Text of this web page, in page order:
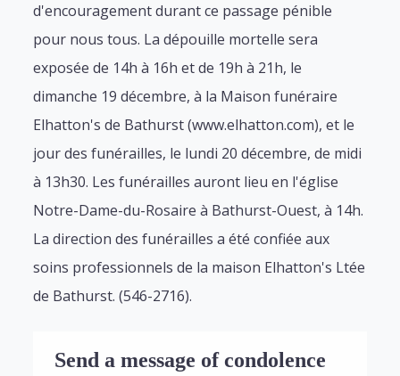
d'encouragement durant ce passage pénible
pour nous tous. La dépouille mortelle sera
exposée de 14h à 16h et de 19h à 21h, le
dimanche 19 décembre, à la Maison funéraire
Elhatton's de Bathurst (www.elhatton.com), et le
jour des funérailles, le lundi 20 décembre, de midi
à 13h30. Les funérailles auront lieu en l'église
Notre-Dame-du-Rosaire à Bathurst-Ouest, à 14h.
La direction des funérailles a été confiée aux
soins professionnels de la maison Elhatton's Ltée
de Bathurst. (546-2716).
Send a message of condolence